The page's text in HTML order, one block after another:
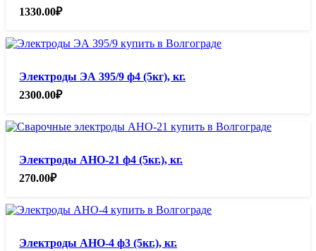
1330.00₽
Электроды ЭА 395/9 ф4 (5кг), кг.
2300.00₽
Электроды АНО-21 ф4 (5кг.), кг.
270.00₽
Электроды АНО-4 ф3 (5кг.), кг.